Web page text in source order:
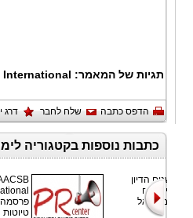
תגיות של המאמר: International
הדפס כתבה שלח לחבר דרג
כתבות נוספות בקטגוריה
פרסמה
במשך שנים הדיון
סביב גני ילדים
פרטיים בישראל